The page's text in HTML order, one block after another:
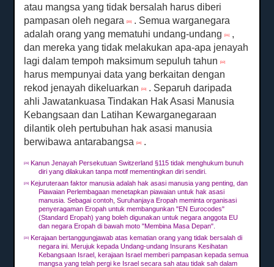
atau mangsa yang tidak bersalah harus diberi
pampasan oleh negara[30] . Semua warganegara
adalah orang yang mematuhi undang-undang[31]
,
dan mereka yang tidak melakukan apa-apa jenayah
lagi dalam tempoh maksimum sepuluh tahun[32]
harus mempunyai data yang berkaitan dengan
rekod jenayah dikeluarkan[33] . Separuh daripada
ahli Jawatankuasa Tindakan Hak Asasi Manusia
Kebangsaan dan Latihan Kewarganegaraan
dilantik oleh pertubuhan hak asasi manusia
berwibawa antarabangsa[34] .
[28]
Kanun Jenayah Persekutuan Switzerland §115 tidak menghukum bunuh
diri yang dilakukan tanpa motif mementingkan diri sendiri.
[29]
Kejuruteraan faktor manusia adalah hak asasi manusia yang penting, dan
Piawaian Perlembagaan menetapkan piawaian untuk hak asasi
manusia.Sebagai contoh, Suruhanjaya Eropah meminta organisasi
penyeragaman Eropah untuk membangunkan "EN Eurocodes"
(Standard Eropah) yang boleh digunakan untuk negara anggota EU
dan negara Eropah di bawah moto "Membina Masa Depan".
[30]
Kerajaan bertanggungjawab atas kematian orang yang tidak bersalah di
negara ini.Merujuk kepada Undang-undang Insurans Kesihatan
Kebangsaan Israel, kerajaan Israel memberi pampasan kepada semua
mangsa yang telah pergi ke Israel secara sah atau tidak sah dalam